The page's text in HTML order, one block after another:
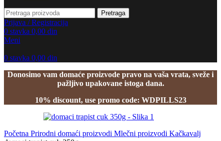
Pretraga
Prijava / Registracija
0 stavka 0,00 din
Meni
0 stavka 0,00 din
Donosimo vam domaće proizvode pravo na vaša vrata, sveže i
pažljivo upakovane istoga dana.
10% discount, use promo code: WDPILLS23
Početna Prirodni domaći proizvodi Mlečni proizvodi Kačkavalj